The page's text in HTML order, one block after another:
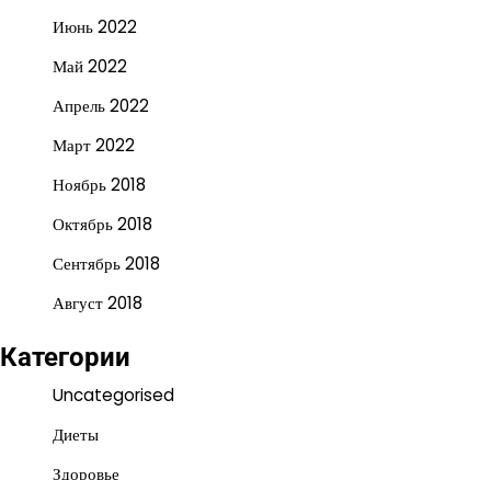
Июнь 2022
Май 2022
Апрель 2022
Март 2022
Ноябрь 2018
Октябрь 2018
Сентябрь 2018
Август 2018
Категории
Uncategorised
Диеты
Здоровье